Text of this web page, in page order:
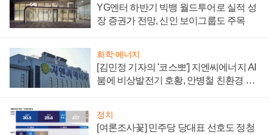
YG엔터 하반기 빅뱅 월드투어로 실적 성
장 증권가 전망, 신인 보이그룹도 주목
화학·에너지
[김민정 기자의 '코스뽀'] 지엔씨에너지 AI
붐에 비상발전기 호황, 안병철 친환경 에
정치
[여론조사꽃] 민주당 당대표 선호도 정청